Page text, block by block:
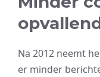
Na 2012 neemt
er minder